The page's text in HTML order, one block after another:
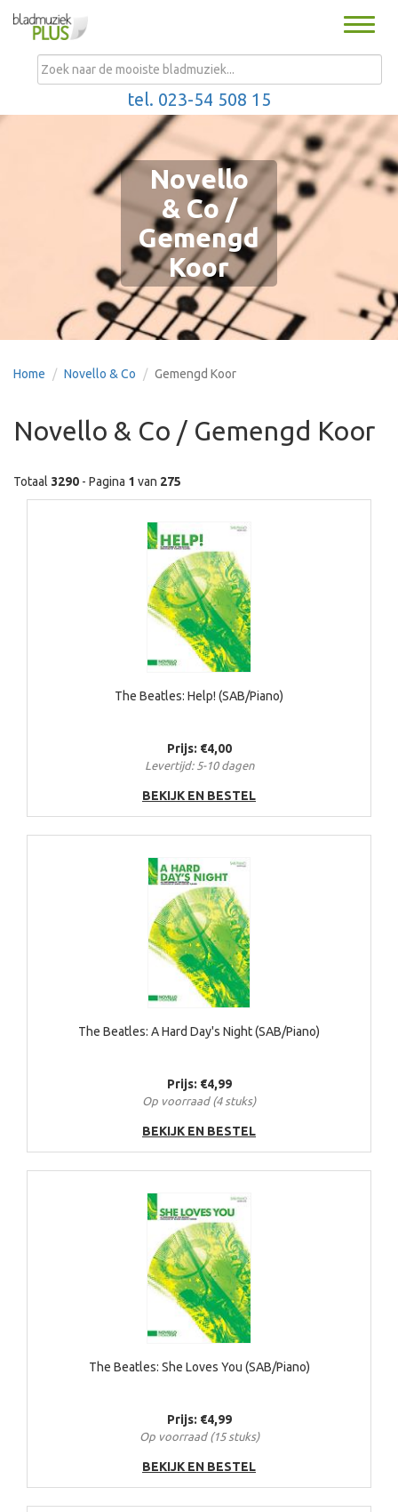
Toggle
tel. 023-54 508 15
MENU
Novello
& Co /
Gemengd
Koor
Home Novello & Co Gemengd Koor
Novello & Co / Gemengd Koor
Totaal 3290 - Pagina 1 van 275
The Beatles: Help! (SAB/Piano)
Prijs: €4,00
Levertijd: 5-10 dagen
BEKIJK EN BESTEL
The Beatles: A Hard Day's Night (SAB/Piano)
Prijs: €4,99
Op voorraad (4 stuks)
BEKIJK EN BESTEL
The Beatles: She Loves You (SAB/Piano)
Prijs: €4,99
Op voorraad (15 stuks)
BEKIJK EN BESTEL